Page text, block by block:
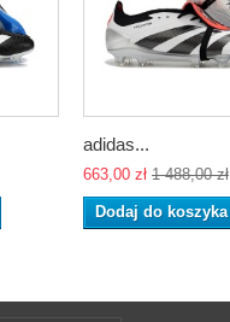
adidas...
663,00 zł 1 488,00 zł
Dodaj do koszyka